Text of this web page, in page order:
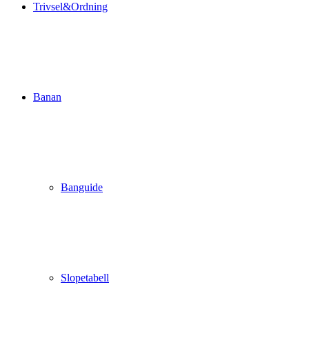
Trivsel&Ordning
Banan
Banguide
Slopetabell